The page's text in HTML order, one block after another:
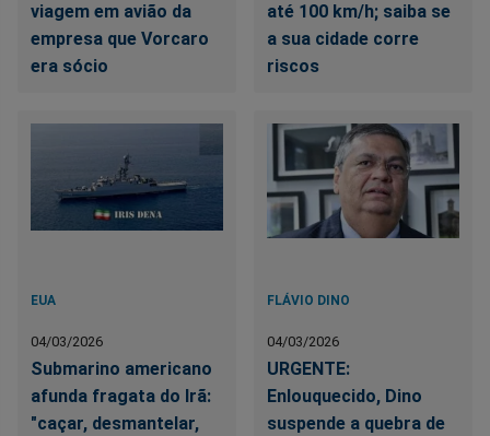
viagem em avião da
empresa que Vorcaro
era sócio
até 100 km/h; saiba se
a sua cidade corre
riscos
EUA
04/03/2026
Submarino americano
afunda fragata do Irã:
"caçar, desmantelar,
FLÁVIO DINO
04/03/2026
URGENTE:
Enlouquecido, Dino
suspende a quebra de